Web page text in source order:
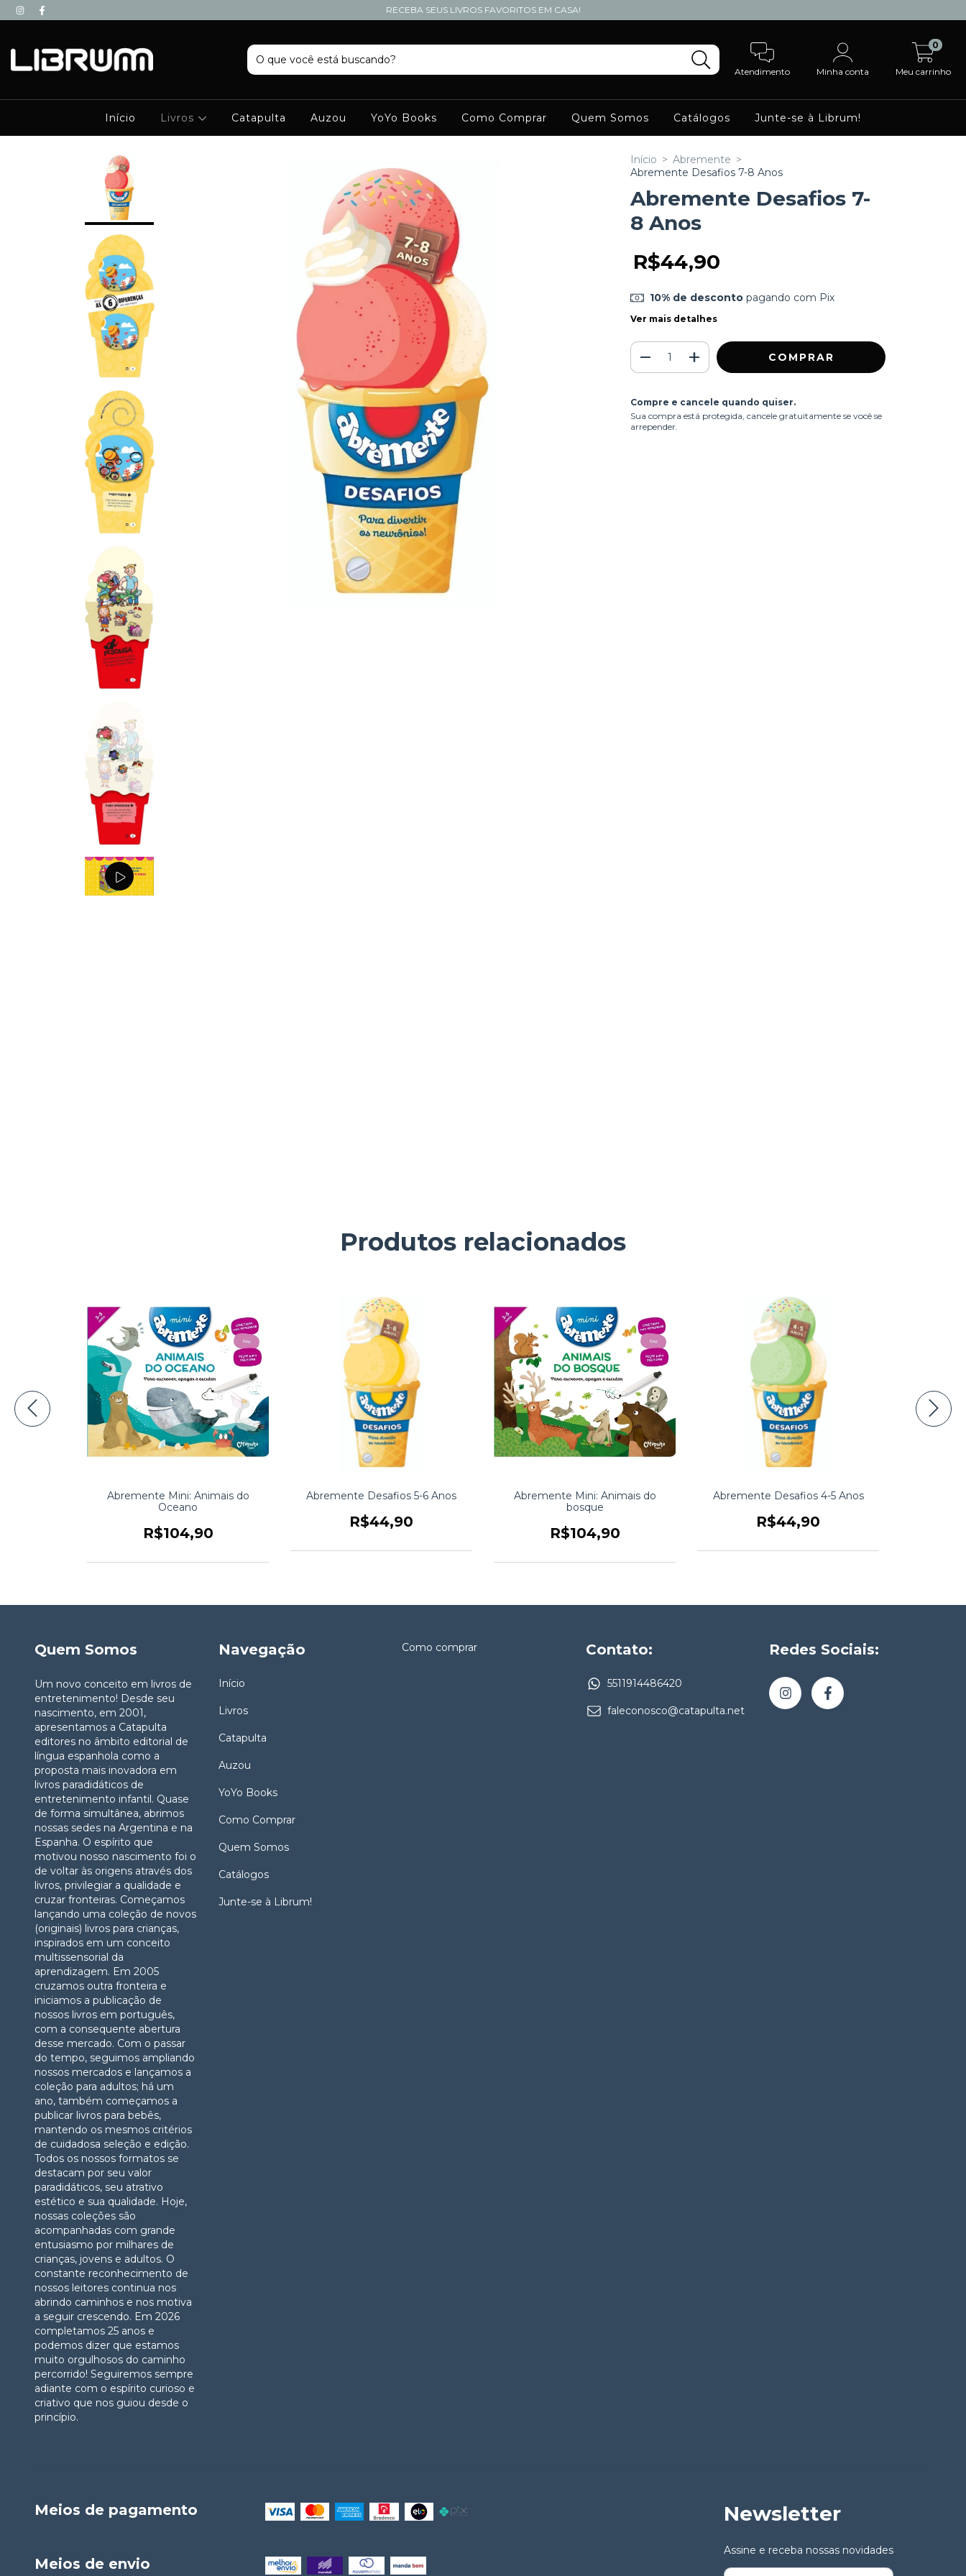
RECEBA SEUS LIVROS FAVORITOS EM CASA!
Atendimento Minha conta Meu carrinho
0
Início Livros Catapulta Auzou YoYo Books Como Comprar Quem Somos Catálogos Junte-se à Librum!
Início > Abremente >
Abremente Desafios 7-8 Anos
Abremente Desafios 7-
8 Anos
R$44,90
10% de descontopagando com Pix
Ver mais detalhes
Compre e cancele quando quiser.
Sua compra está protegida, cancele gratuitamente se você se
arrepender.
Produtos relacionados
Abremente Mini: Animais do
Oceano
R$104,90
Abremente Desafios 5-6 Anos
R$44,90
Abremente Mini: Animais do
bosque
R$104,90
Abremente Desafios 4-5 Anos
R$44,90
Quem Somos
Um novo conceito em livros de
entretenimento! Desde seu
nascimento, em 2001,
apresentamos a Catapulta
editores no âmbito editorial de
língua espanhola como a
proposta mais inovadora em
livros paradidáticos de
entretenimento infantil. Quase
de forma simultânea, abrimos
nossas sedes na Argentina e na
Espanha. O espírito que
motivou nosso nascimento foi o
de voltar às origens através dos
livros, privilegiar a qualidade e
cruzar fronteiras. Começamos
lançando uma coleção de novos
(originais) livros para crianças,
inspirados em um conceito
multissensorial da
aprendizagem. Em 2005
cruzamos outra fronteira e
iniciamos a publicação de
nossos livros em português,
com a consequente abertura
desse mercado. Com o passar
do tempo, seguimos ampliando
nossos mercados e lançamos a
coleção para adultos; há um
ano, também começamos a
publicar livros para bebês,
mantendo os mesmos critérios
de cuidadosa seleção e edição.
Todos os nossos formatos se
destacam por seu valor
paradidáticos, seu atrativo
estético e sua qualidade. Hoje,
nossas coleções são
acompanhadas com grande
entusiasmo por milhares de
crianças, jovens e adultos. O
constante reconhecimento de
nossos leitores continua nos
abrindo caminhos e nos motiva
a seguir crescendo. Em 2026
completamos 25 anos e
podemos dizer que estamos
muito orgulhosos do caminho
percorrido! Seguiremos sempre
adiante com o espírito curioso e
criativo que nos guiou desde o
princípio.
Navegação
Início
Livros
Catapulta
Auzou
YoYo Books
Como Comprar
Quem Somos
Catálogos
Junte-se à Librum!
Como comprar Contato:
5511914486420
faleconosco@catapulta.net
Redes Sociais:
Meios de pagamento
Meios de envio
Newsletter
Assine e receba nossas novidades